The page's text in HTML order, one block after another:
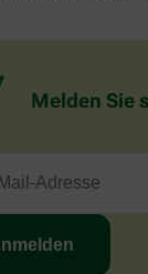
Melden Sie